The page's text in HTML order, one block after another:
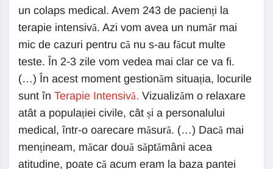
un colaps medical. Avem 243 de pacienți la
terapie intensivă. Azi vom avea un număr mai
mic de cazuri pentru că nu s-au făcut multe
teste. În 2-3 zile vom vedea mai clar ce va fi.
(…) În acest moment gestionăm situația, locurile
sunt în Terapie Intensivă. Vizualizăm o relaxare
atât a populației civile, cât și a personalului
medical, într-o oarecare măsură. (…) Dacă mai
mențineam, măcar două săptămâni acea
atitudine, poate că acum eram la baza pantei